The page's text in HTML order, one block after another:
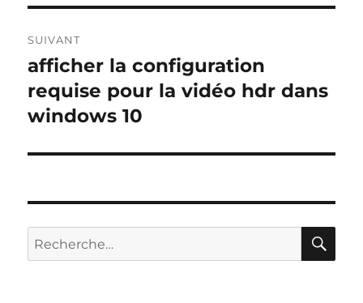
SUIVANT
Publication
suivante :
afficher la configuration
requise pour la vidéo hdr dans
windows 10
Recherche
pour :